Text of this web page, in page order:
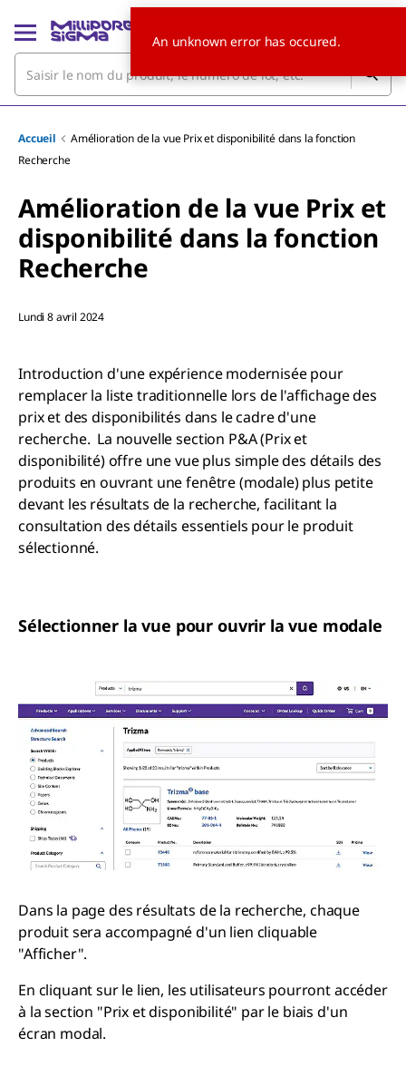
Accueil
Amélioration de la vue Prix et disponibilité dans la fonction
Recherche
Amélioration de la vue Prix et
disponibilité dans la fonction
Recherche
Lundi 8 avril 2024
Introduction d'une expérience modernisée pour
remplacer la liste traditionnelle lors de l'affichage des
prix et des disponibilités dans le cadre d'une
recherche. La nouvelle section P&A (Prix et
disponibilité) offre une vue plus simple des détails des
produits en ouvrant une fenêtre (modale) plus petite
devant les résultats de la recherche, facilitant la
consultation des détails essentiels pour le produit
sélectionné.
Sélectionner la vue pour ouvrir la vue modale
Dans la page des résultats de la recherche, chaque
produit sera accompagné d'un lien cliquable
"Afficher".
En cliquant sur le lien, les utilisateurs pourront accéder
à la section "Prix et disponibilité" par le biais d'un
écran modal.
An unknown error has occured.